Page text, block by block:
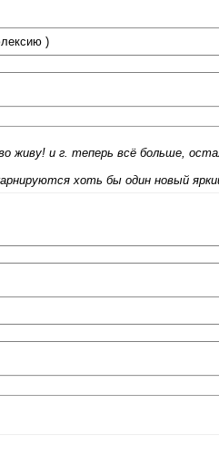
)
живу! и г. теперь всё больше,
хоть бы один новый